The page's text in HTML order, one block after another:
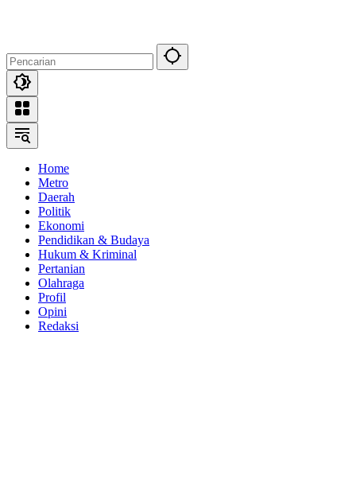
Home
Metro
Daerah
Politik
Ekonomi
Pendidikan & Budaya
Hukum & Kriminal
Pertanian
Olahraga
Profil
Opini
Redaksi